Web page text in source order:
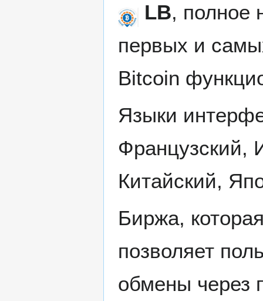
к
навигации
к
поиску
LB, полное
первых и
Bitcoin
Языки
Французский,
Китайский,
Биржа,
позволяет
обмены через